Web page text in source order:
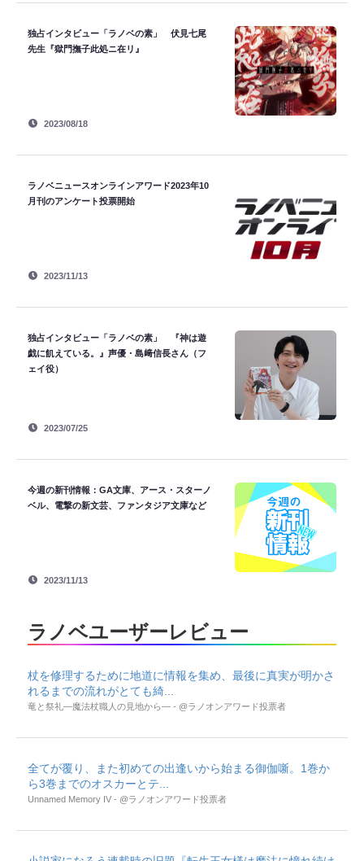
独占インタビュー「ラノベの素」 伏見七尾
先生『獄門撫子此処ニ在リ』
2023/08/18
ラノベニュースオンラインアワード2023年10
月刊のアンケート投票開始
2023/11/13
独占インタビュー「ラノベの素」 『神は遊
戯に飢えている。』声優・島﨑信長さん（フ
ェイ役）
2023/07/25
今週の新刊情報：GA文庫、アース・スターノ
ベル、電撃の新文芸、ファンタジア文庫など
2023/11/13
ラノベユーザーレビュー
杖を修理するために地道に情報を集め、最後に真実が明かさ
れるまでの流れがとても綺...
竜と祭礼―魔法杖職人の見地から― - @ラノオンアワード投票者
全てが覆り、また初めての出逢いから始まる御伽噺。1巻か
ら3巻までのオスカーとテ...
Unnamed Memory IV - @ラノオンアワード投票者